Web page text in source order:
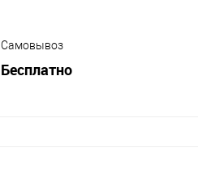
Самовывоз
Бесплатно